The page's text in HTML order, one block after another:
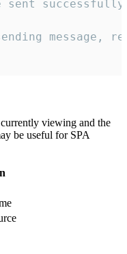
sent
message,
viewing and the
be useful for SPA